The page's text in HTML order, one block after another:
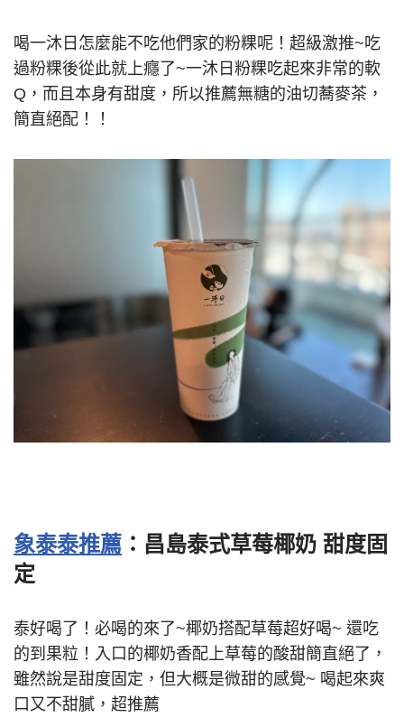
喝一沐日怎麼能不吃他們家的粉粿呢！超級激推~吃
過粉粿後從此就上癮了~一沐日粉粿吃起來非常的軟
Q，而且本身有甜度，所以推薦無糖的油切蕎麥茶，
簡直絕配！！
象泰泰推薦 ：昌島泰式草莓椰奶 甜度固
定
泰好喝了！必喝的來了~椰奶搭配草莓超好喝~ 還吃
的到果粒！入口的椰奶香配上草莓的酸甜簡直絕了，
雖然說是甜度固定，但大概是微甜的感覺~ 喝起來爽
口又不甜膩，超推薦